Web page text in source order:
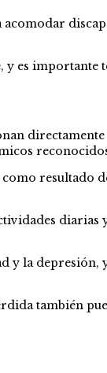
y es importante
resultado
diarias
y la depresión,
también